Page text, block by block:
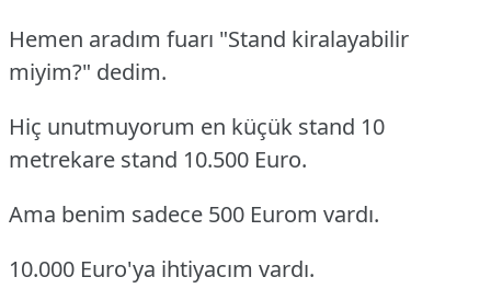
Hemen aradım fuarı "Stand kiralayabilir
miyim?" dedim.
Hiç unutmuyorum en küçük stand 10
metrekare stand 10.500 Euro.
Ama benim sadece 500 Eurom vardı.
10.000 Euro'ya ihtiyacım vardı.